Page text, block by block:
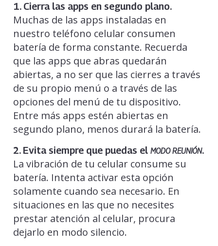
1. Cierra las apps en segundo plano.
Muchas de las apps instaladas en
nuestro teléfono celular consumen
batería de forma constante. Recuerda
que las apps que abras quedarán
abiertas, a no ser que las cierres a través
de su propio menú o a través de las
opciones del menú de tu dispositivo.
Entre más apps estén abiertas en
segundo plano, menos durará la batería.
2. Evita siempre que puedas el MODO REUNIÓN.
La vibración de tu celular consume su
batería. Intenta activar esta opción
solamente cuando sea necesario. En
situaciones en las que no necesites
prestar atención al celular, procura
dejarlo en modo silencio.